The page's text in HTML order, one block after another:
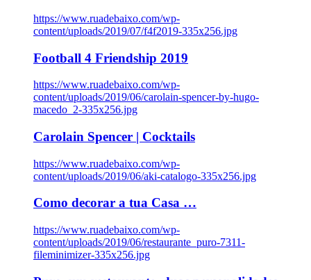
https://www.ruadebaixo.com/wp-
content/uploads/2019/07/f4f2019-335x256.jpg
Football 4 Friendship 2019
https://www.ruadebaixo.com/wp-
content/uploads/2019/06/carolain-spencer-by-hugo-
macedo_2-335x256.jpg
Carolain Spencer | Cocktails
https://www.ruadebaixo.com/wp-
content/uploads/2019/06/aki-catalogo-335x256.jpg
Como decorar a tua Casa …
https://www.ruadebaixo.com/wp-
content/uploads/2019/06/restaurante_puro-7311-
fileminimizer-335x256.jpg